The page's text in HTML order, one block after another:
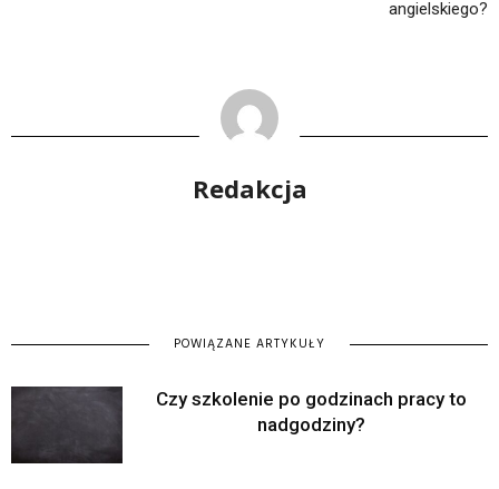
angielskiego?
Redakcja
POWIĄZANE ARTYKUŁY
Czy szkolenie po godzinach pracy to
nadgodziny?